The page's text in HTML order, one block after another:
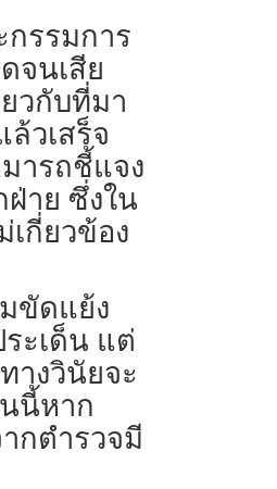
กรรมการ​
จนเสีย
วกับที่มา
วเสร็จ​
ารถชี้แจง
าย​ ซึ่งใน
กี่ยวข้อง
ขัดแย้ง
ะเด็น​ แต่
างวินัยจะ
นี้​หาก
กตำรวจมี